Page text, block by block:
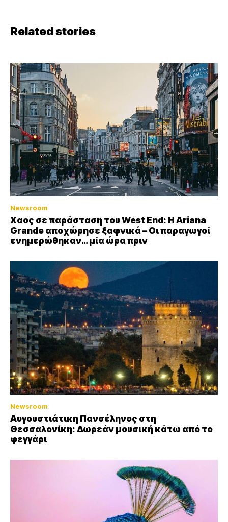
Related stories
Newsroom
Xαος σε παράσταση του West End: Η Αriana
Grande αποχώρησε ξαφνικά – Οι παραγωγοί
ενημερώθηκαν… μία ώρα πριν
Newsroom
Αυγουστιάτικη Πανσέληνος στη
Θεσσαλονίκη: Δωρεάν μουσική κάτω από το
φεγγάρι